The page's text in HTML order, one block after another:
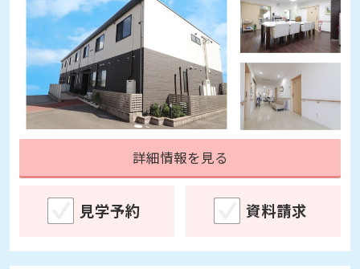
詳細情報を見る
見学予約 資料請求